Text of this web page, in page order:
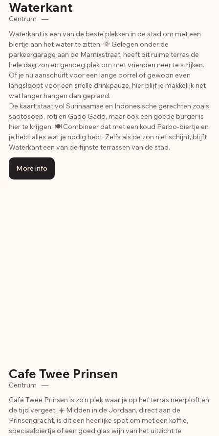
Waterkant
Centrum
—
Waterkant is een van de beste plekken in de stad om met een
biertje aan het water te zitten. 🌞 Gelegen onder de
parkeergarage aan de Marnixstraat, heeft dit ruime terras de
hele dag zon en genoeg plek om met vrienden neer te strijken.
Of je nu aanschuift voor een lange borrel of gewoon even
langsloopt voor een snelle drinkpauze, hier blijf je makkelijk net
wat langer hangen dan gepland.
De kaart staat vol Surinaamse en Indonesische gerechten zoals
saotosoep, roti en Gado Gado, maar ook een goede burger is
hier te krijgen. 🍽️ Combineer dat met een koud Parbo-biertje en
je hebt alles wat je nodig hebt. Zelfs als de zon niet schijnt, blijft
Waterkant een van de fijnste terrassen van de stad.
More info
Cafe Twee Prinsen
Centrum
—
Café Twee Prinsen is zo’n plek waar je op het terras neerploft en
de tijd vergeet. ☀️ Midden in de Jordaan, direct aan de
Prinsengracht, is dit een heerlijke spot om met een koffie,
speciaalbiertje of een goed glas wijn van het uitzicht te